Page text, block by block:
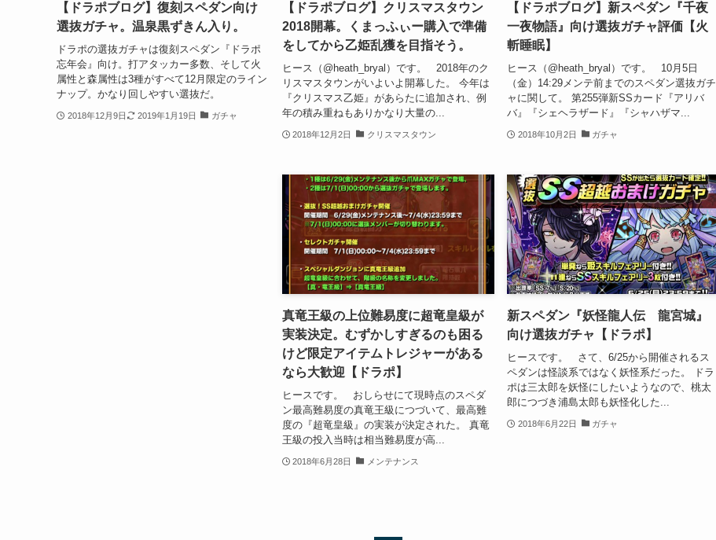
【ドラポブログ】復刻スペダン向け
選抜ガチャ。温泉黒ずきん入り。
ドラポの選抜ガチャは復刻スペダン『ドラポ
忘年会』向け。打アタッカー多数、そして火
属性と森属性は3種がすべて12月限定のライン
ナップ。かなり回しやすい選抜だ。
2018年12月9日 2019年1月19日 ガチャ
【ドラポブログ】クリスマスタウン
2018開幕。くまっふぃー購入で準備
をしてから乙姫乱獲を目指そう。
ヒース（@heath_bryal）です。 2018年のク
リスマスタウンがいよいよ開幕した。 今年は
『クリスマス乙姫』があらたに追加され、例
年の積み重ねもありかなり大量の...
2018年12月2日 クリスマスタウン
【ドラポブログ】新スペダン『千夜
一夜物語』向け選抜ガチャ評価【火
斬睡眠】
ヒース（@heath_bryal）です。 10月5日
（金）14:29メンテ前までのスペダン選抜ガチ
ャに関して。 第255弾新SSカード『アリバ
バ』『シェヘラザード』『シャハザマ...
2018年10月2日 ガチャ
真竜王級の上位難易度に超竜皇級が
実装決定。むずかしすぎるのも困る
けど限定アイテムトレジャーがある
なら大歓迎【ドラポ】
ヒースです。 おしらせにて現時点のスペダ
ン最高難易度の真竜王級につづいて、最高難
度の『超竜皇級』の実装が決定された。 真竜
王級の投入当時は相当難易度が高...
2018年6月28日 メンテナンス
新スペダン『妖怪龍人伝 龍宮城』
向け選抜ガチャ【ドラポ】
ヒースです。 さて、6/25から開催されるス
ペダンは怪談系ではなく妖怪系だった。 ドラ
ポは三太郎を妖怪にしたいようなので、桃太
郎につづき浦島太郎も妖怪化した...
2018年6月22日 ガチャ